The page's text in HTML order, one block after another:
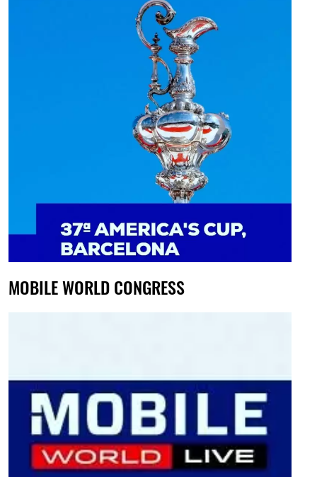
MOBILE WORLD CONGRESS